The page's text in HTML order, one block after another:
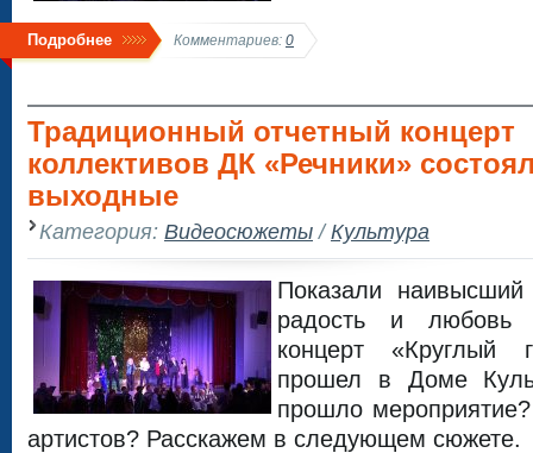
Подробнее Комментариев: 0
Традиционный отчетный концерт
коллективов ДК «Речники»
выходные
Категория: Видеосюжеты/Культура
Показали
радость и любовь
концерт «Круглый
прошел в Доме
прошло
артистов? Расскажем в следующем сюжете.